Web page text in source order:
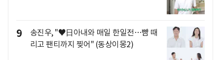
9
송진우, "♥日아내와 매일 한일전…뺨 때
리고 팬티까지 찢어" (동상이몽2)